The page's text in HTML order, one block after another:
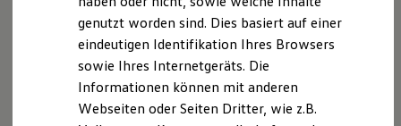
R Experience
Driving Experience
Volkswagen entdecken
Werkbesichtigung
Lifestyle Shop
T-Roc Kollektion
personenbezogenen Daten durch uns im
Zusammenhang mit Ihrem Besuch unserer Webseite.
B. Verarbeitung Ihrer personenbezogenen Daten
Unsere Webseite bietet Ihnen verschiedene
genutzt worden sind. Dies basiert auf einer
eindeutigen Identifikation Ihres Browsers
sowie Ihres Internetgeräts. Die
Informationen können mit anderen
Webseiten oder Seiten Dritter, wie z.B.